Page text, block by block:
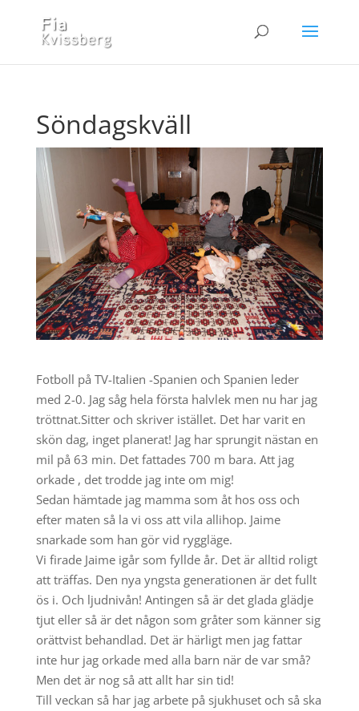
Söndagskväll
Fotboll på TV-Italien -Spanien och Spanien leder
med 2-0. Jag såg hela första halvlek men nu har jag
tröttnat.Sitter och skriver istället. Det har varit en
skön dag, inget planerat! Jag har sprungit nästan en
mil på 63 min. Det fattades 700 m bara. Att jag
orkade , det trodde jag inte om mig!
Sedan hämtade jag mamma som åt hos oss och
efter maten så la vi oss att vila allihop. Jaime
snarkade som han gör vid ryggläge.
Vi firade Jaime igår som fyllde år. Det är alltid roligt
att träffas. Den nya yngsta generationen är det fullt
ös i. Och ljudnivån! Antingen så är det glada glädje
tjut eller så är det någon som gråter som känner sig
orättvist behandlad. Det är härligt men jag fattar
inte hur jag orkade med alla barn när de var små?
Men det är nog så att allt har sin tid!
Till veckan så har jag arbete på sjukhuset och så ska